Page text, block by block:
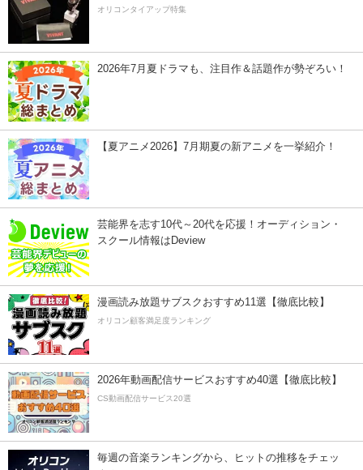
オリコンタイアップ特集
2026年7月夏ドラマも、注目作＆話題作が勢ぞろい！
【夏アニメ2026】7月期夏の新アニメを一挙紹介！
芸能界を志す10代～20代を応援！オーディション・
スクール情報はDeview
漫画読み放題サブスクおすすめ11選【徹底比較】
オリコン顧客満足度ランキング
2026年動画配信サービスおすすめ40選【徹底比較】
CS動画配信サービス20選
毎週の音楽ランキングから、ヒットの推移をチェッ